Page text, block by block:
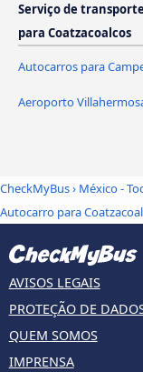
Serviço de
para Coatzacoalcos
Autocarros para
Aeroporto
CheckMyBus› México -
Autocarro para
AVISOS LEGAIS
PROTEÇÃO DE
QUEM SOMOS
IMPRENSA